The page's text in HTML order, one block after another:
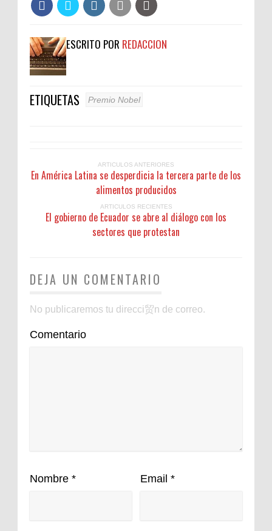
ESCRITO POR REDACCION
ETIQUETAS Premio Nobel
ARTICULOS ANTERIORES
En América Latina se desperdicia la tercera parte de los
alimentos producidos
ARTICULOS RECIENTES
El gobierno de Ecuador se abre al diálogo con los
sectores que protestan
DEJA UN COMENTARIO
No publicaremos tu direcci贸n de correo.
Comentario
Nombre * Email *